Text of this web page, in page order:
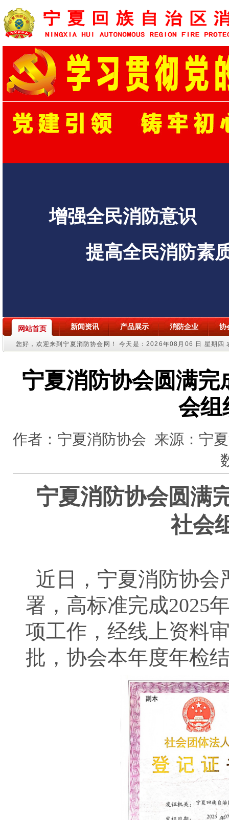
增强全民消防意识
提高全民消防素
网站首页 新闻资讯 产品展示 消防企业 协
您好，欢迎来到宁夏消防协会网！今天是：2026年08月06 日 星期四
宁夏消防协会圆满
会组
作者：宁夏消防协会 来源：宁
宁夏消防协会圆满
社会
近日，宁夏消防协会
署，高标准完成2025
项工作，经线上资料
批，协会本年度年检